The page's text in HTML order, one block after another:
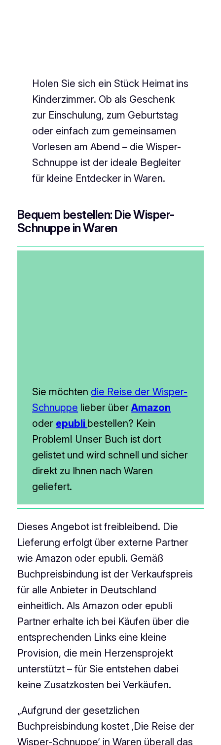
Holen Sie sich ein Stück Heimat ins
Kinderzimmer. Ob als Geschenk
zur Einschulung, zum Geburtstag
oder einfach zum gemeinsamen
Vorlesen am Abend – die Wisper-
Schnuppe ist der ideale Begleiter
für kleine Entdecker in Waren.
Bequem bestellen: Die Wisper-
Schnuppe in Waren
Sie möchten die Reise der Wisper-
Schnuppe lieber überAmazon
oder epubli bestellen? Kein
Problem! Unser Buch ist dort
gelistet und wird schnell und sicher
direkt zu Ihnen nach Waren
geliefert.
Dieses Angebot ist freibleibend. Die
Lieferung erfolgt über externe Partner
wie Amazon oder epubli. Gemäß
Buchpreisbindung ist der Verkaufspreis
für alle Anbieter in Deutschland
einheitlich. Als Amazon oder epubli
Partner erhalte ich bei Käufen über die
entsprechenden Links eine kleine
Provision, die mein Herzensprojekt
unterstützt – für Sie entstehen dabei
keine Zusatzkosten bei Verkäufen.
„Aufgrund der gesetzlichen
Buchpreisbindung kostet ‚Die Reise der
Wisper-Schnuppe‘ in Waren überall das